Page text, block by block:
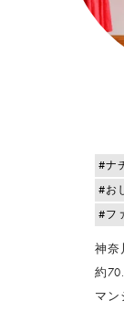
#ナ
#お
#フ
神奈
約
マン